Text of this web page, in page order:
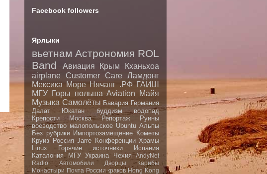
Facebook followers
Ярлыки
вьетнам Астрономия ROL
Band
Авиация Крым
Кханьхоа
airplane
Customer Care Ламдонг
Мексика Море Нячанг .РФ ГАИШ
МГУ Горы польша Aviation
Майя
Музыка Самолёты Бавария Германия
Далат
Юкатан буддизм
водопад
Крепости
Москва Репортаж
Руины
воеводство малопольское Ubuntu Альпы
Без рубрики Импортозамещение Кометы
Круиз Россия Jarre Конференции Храмы
Linux
Горячие источники
Испания
Каталония
МГУ Украина Чехия
AndyNet
Radio
Автомобили Дворцы
Карибы
Монастыри Почта России краков Hong Kong